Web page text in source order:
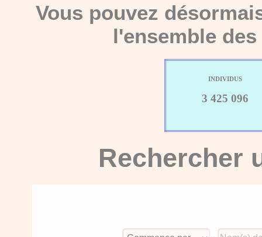
Vous pouvez
l'ensemble
INDIVIDUS
3 425 096
Rechercher